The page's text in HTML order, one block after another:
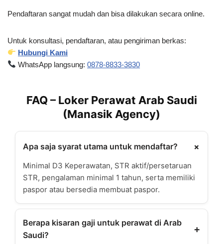
Pendaftaran sangat mudah dan bisa dilakukan secara online.
Untuk konsultasi, pendaftaran, atau pengiriman berkas:
Hubungi Kami
WhatsApp langsung:0878-8833-3830
FAQ – Loker Perawat Arab Saudi
(Manasik Agency)
Apa saja syarat utama untuk mendaftar? +
Minimal D3 Keperawatan, STR aktif/persetaruan
STR, pengalaman minimal 1 tahun, serta memiliki
paspor atau bersedia membuat paspor.
Berapa kisaran gaji untuk perawat di Arab
Saudi?
+